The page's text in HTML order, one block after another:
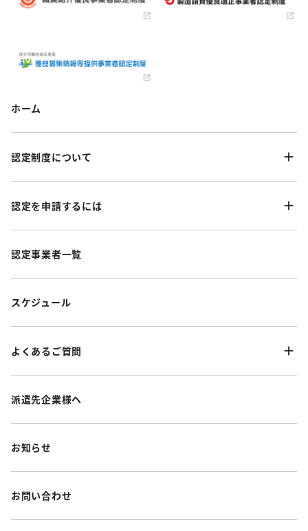
ホーム
認定制度について
認定を申請するには
認定事業者一覧
スケジュール
よくあるご質問
派遣先企業様へ
お知らせ
お問い合わせ